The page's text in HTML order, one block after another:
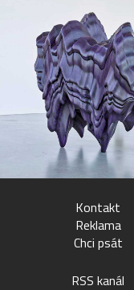
Kontakt
Reklama
Chci psát
RSS kanál